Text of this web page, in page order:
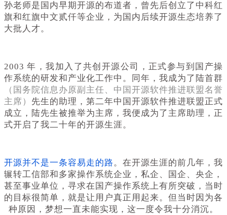
孙老师是国内早期开源的布道者，曾先后创立了中科红
旗和红旗中文贰仟等企业，为国内后续开源生态培养了
大批人才。
2003 年，我加入了共创开源公司，正式参与到国产操
作系统的研发和产业化工作中。同年，我成为了陆首群
（国务院信息办原副主任、中国开源软件推进联盟名誉
主席） 先生的助理，第二年中国开源软件推进联盟正式
成立，陆先生被推举为主席，我便成为了主席助理，正
式开启了我二十年的开源生涯。
开源并不是一条容易走的路。在开源生涯的前几年，我
辗转工信部和多家操作系统企业，私企、国企、央企，
甚至事业单位，寻求在国产操作系统上有所突破，当时
的目标很简单，就是让用户真正用起来。但当时因为各
种原因，梦想一直未能实现，这一度令我十分消沉。